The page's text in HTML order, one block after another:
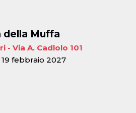
della Muffa
- Via A. Cadlolo 101
febbraio 2027